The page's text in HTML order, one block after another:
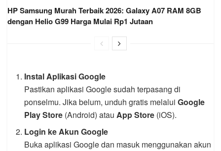
HP Samsung Murah Terbaik 2026: Galaxy A07 RAM 8GB
dengan Helio G99 Harga Mulai Rp1 Jutaan
Instal Aplikasi Google
Pastikan aplikasi Google sudah terpasang di
ponselmu. Jika belum, unduh gratis melaluiGoogle
Play Store (Android) atauApp Store (iOS).
Login ke Akun Google
Buka aplikasi Google dan masuk menggunakan akun